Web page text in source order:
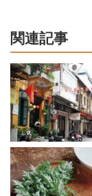
関連記事